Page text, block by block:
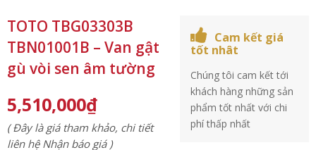
TOTO TBG03303B
TBN01001B – Van gật
gù vòi sen âm tường
5,510,000₫
( Đây là giá tham khảo, chi tiết
liên hệ Nhận báo giá )
Cam kết giá
tốt nhât
Chúng tôi cam kết tới
khách hàng những sản
phẩm tốt nhất với chi
phí thấp nhất